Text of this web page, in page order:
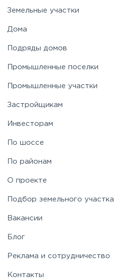
Земельные участки
Дома
Подряды домов
Промышленные поселки
Промышленные участки
Застройщикам
Инвесторам
По шоссе
По районам
О проекте
Подбор земельного участка
Вакансии
Блог
Реклама и сотрудничество
Контакты